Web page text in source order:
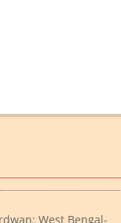
West Bengal-